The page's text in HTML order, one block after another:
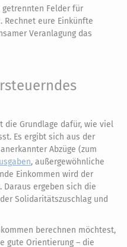
getrennten Felder für
Rechnet eure Einkünfte
Veranlagung das
die Grundlage dafür, wie viel
Es ergibt sich aus der
Abzüge (zum
, außergewöhnliche
Einkommen wird der
ergeben sich die
Solidaritätszuschlag und
berechnen möchtest,
gute Orientierung – die